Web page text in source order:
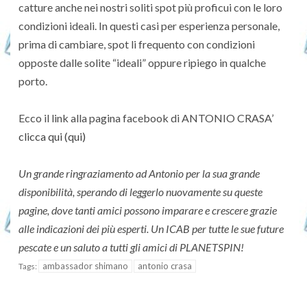
catture anche nei nostri soliti spot più proficui con le loro
condizioni ideali. In questi casi per esperienza personale,
prima di cambiare, spot li frequento con condizioni
opposte dalle solite “ideali” oppure ripiego in qualche
porto.
Ecco il link alla pagina facebook di ANTONIO CRASA’
clicca qui (qui)
Un grande ringraziamento ad Antonio per la sua grande
disponibilità, sperando di leggerlo nuovamente su queste
pagine, dove tanti amici possono imparare e crescere grazie
alle indicazioni dei più esperti. Un ICAB per tutte le sue future
pescate e un saluto a tutti gli amici di PLANETSPIN!
Tags: ambassador shimano antonio crasa